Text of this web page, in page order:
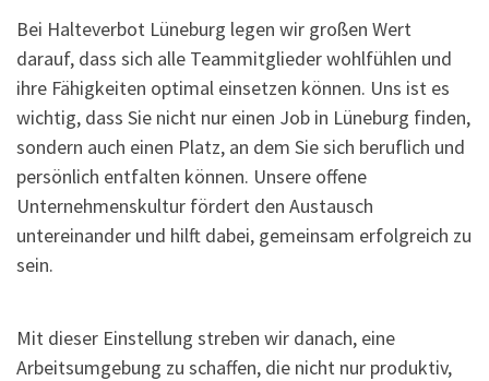
Bei Halteverbot Lüneburg legen wir großen Wert
darauf, dass sich alle Teammitglieder wohlfühlen und
ihre Fähigkeiten optimal einsetzen können. Uns ist es
wichtig, dass Sie nicht nur einen Job in Lüneburg finden,
sondern auch einen Platz, an dem Sie sich beruflich und
persönlich entfalten können. Unsere offene
Unternehmenskultur fördert den Austausch
untereinander und hilft dabei, gemeinsam erfolgreich zu
sein.
Mit dieser Einstellung streben wir danach, eine
Arbeitsumgebung zu schaffen, die nicht nur produktiv,